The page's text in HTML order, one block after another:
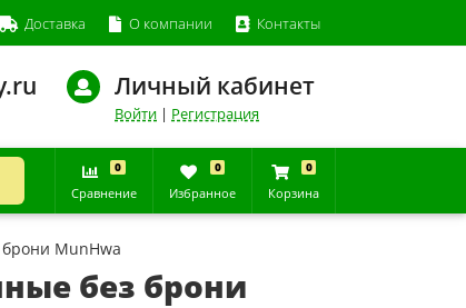
Доставка О компании Контакты
Личный кабинет
Войти | Регистрация
0
Сравнение
0
Избранное
0
Корзина
MunHwa
без брони